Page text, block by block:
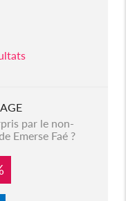
par le non-
Emerse Faé ?